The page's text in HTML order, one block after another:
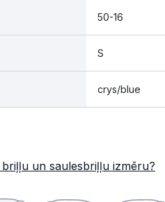
50-16
S
crys/blue
un saulesbriļļu izmēru?